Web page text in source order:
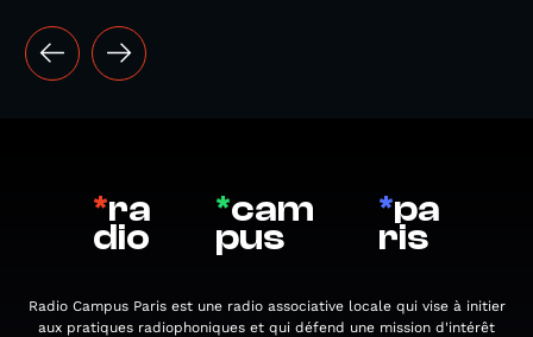
*ra
dio
*cam
pus
*pa
ris
Radio Campus Paris est une radio associative locale qui vise à initier
aux pratiques radiophoniques et qui défend une mission d'intérêt